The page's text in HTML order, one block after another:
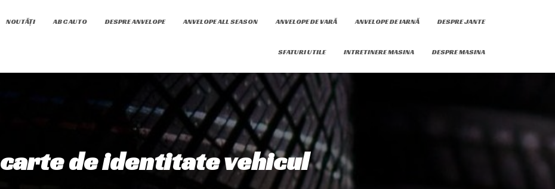
NOUTĂȚI ABC AUTO DESPRE ANVELOPE ANVELOPE ALL SEASON ANVELOPE DE VARĂ ANVELOPE DE IARNĂ DESPRE JANTE
SFATURI UTILE INTRETINERE MASINA DESPRE MASINA
carte de identitate vehicul